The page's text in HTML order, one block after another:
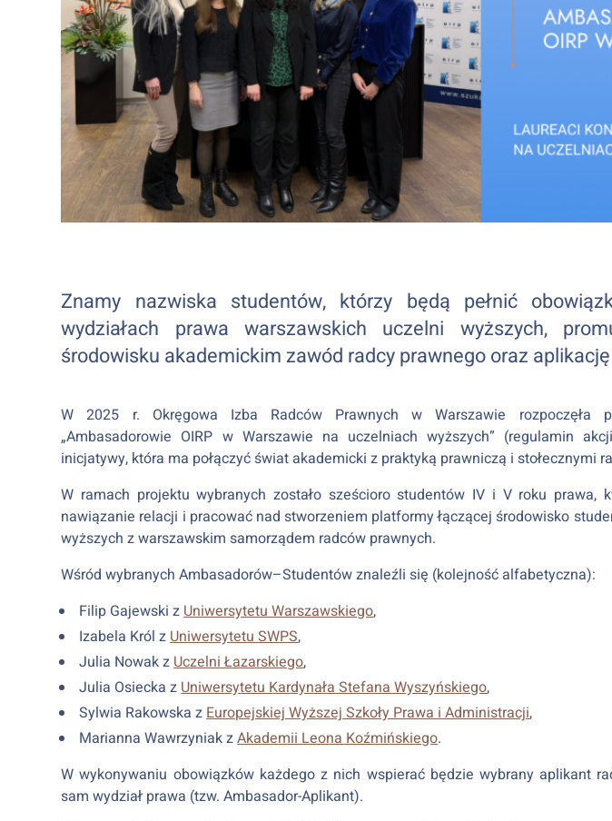
Znamy nazwiska studentów, którzy będą pełnić
wydziałach prawa warszawskich uczelni wyższych,
środowisku akademickim zawód radcy prawnego oraz
W 2025 r. Okręgowa Izba Radców Prawnych w Warszawie rozpoczęła
„Ambasadorowie OIRP w Warszawie na uczelniach wyższych” (regulamin
inicjatywy, która ma połączyć świat akademicki z praktyką prawniczą i stołecznymi
W ramach projektu wybranych zostało sześcioro studentów IV i V roku prawa,
nawiązanie relacji i pracować nad stworzeniem platformy łączącej środowisko
wyższych z warszawskim samorządem radców prawnych.
Wśród wybranych Ambasadorów–Studentów znaleźli się (kolejność alfabetyczna):
Filip Gajewski zUniwersytetu Warszawskiego,
Izabela Król zUniwersytetu SWPS,
Julia Nowak zUczelni Łazarskiego,
Julia Osiecka zUniwersytetu Kardynała Stefana Wyszyńskiego,
Sylwia Rakowska zEuropejskiej Wyższej Szkoły Prawa i Administracji,
Marianna Wawrzyniak zAkademii Leona Koźmińskiego.
W wykonywaniu obowiązków każdego z nich wspierać będzie wybrany aplikant
sam wydział prawa (tzw. Ambasador-Aplikant).